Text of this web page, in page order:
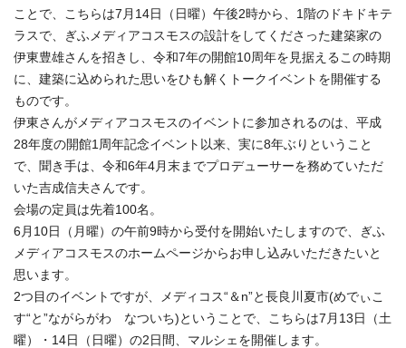
ことで、こちらは7月14日（日曜）午後2時から、1階のドキドキテ
ラスで、ぎふメディアコスモスの設計をしてくださった建築家の
伊東豊雄さんを招きし、令和7年の開館10周年を見据えるこの時期
に、建築に込められた思いをひも解くトークイベントを開催する
ものです。
伊東さんがメディアコスモスのイベントに参加されるのは、平成
28年度の開館1周年記念イベント以来、実に8年ぶりということ
で、聞き手は、令和6年4月末までプロデューサーを務めていただ
いた吉成信夫さんです。
会場の定員は先着100名。
6月10日（月曜）の午前9時から受付を開始いたしますので、ぎふ
メディアコスモスのホームページからお申し込みいただきたいと
思います。
2つ目のイベントですが、メディコス“＆n”と長良川夏市(めでぃこ
す“と”ながらがわ なついち)ということで、こちらは7月13日（土
曜）・14日（日曜）の2日間、マルシェを開催します。